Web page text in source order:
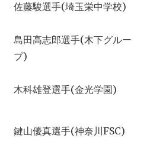
佐藤駿選手(埼玉栄中学校)
島田高志郎選手(木下グルー
プ)
木科雄登選手(金光学園)
鍵山優真選手(神奈川FSC)